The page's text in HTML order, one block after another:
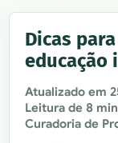
Dicas
educação
Atualizado em
Leitura de 8 min
Curadoria de